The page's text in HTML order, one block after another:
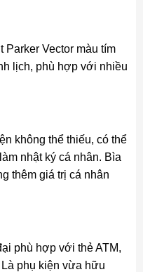
Parker Vector màu tím
lịch, phù hợp với nhiều
không thể thiếu, có thể
nhật ký cá nhân. Bìa
thêm giá trị cá nhân
phù hợp với thẻ ATM,
phụ kiện vừa hữu